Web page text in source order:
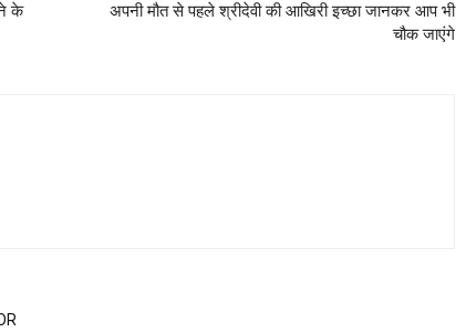
के
अपनी मौत से पहले श्रीदेवी की आखिरी इच्छा जानकर आप भी
चौक जाएंगे